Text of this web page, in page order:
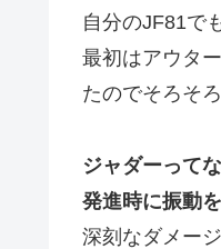
自分のJF81で
最初はアウタ
たのでそろそ
ジャダーって
発進時に振動
深刻なダメー